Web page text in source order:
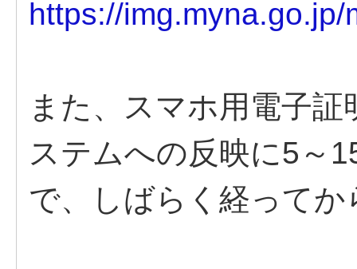
https://
また、スマホ用電子
ステムへの反映に5～
で、しばらく経って